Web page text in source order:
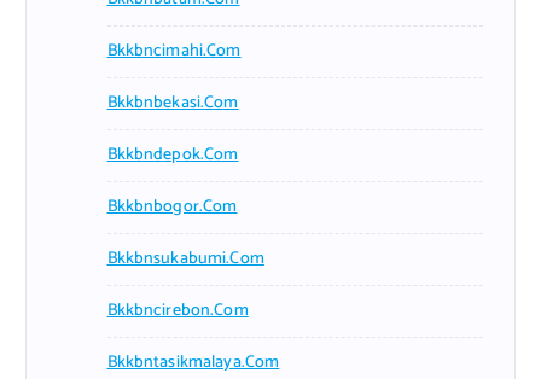
Bkkbncimahi.com
Bkkbnbekasi.com
Bkkbndepok.com
Bkkbnbogor.com
Bkkbnsukabumi.com
Bkkbncirebon.com
Bkkbntasikmalaya.com